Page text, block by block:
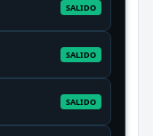
SALIDO
SALIDO
SALIDO